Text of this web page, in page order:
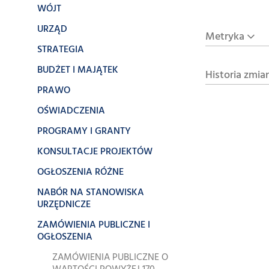
WÓJT
URZĄD
STRATEGIA
BUDŻET I MAJĄTEK
PRAWO
OŚWIADCZENIA
PROGRAMY I GRANTY
KONSULTACJE PROJEKTÓW
OGŁOSZENIA RÓŻNE
NABÓR NA STANOWISKA
URZĘDNICZE
ZAMÓWIENIA PUBLICZNE I
OGŁOSZENIA
ZAMÓWIENIA PUBLICZNE O
Metryka
Historia